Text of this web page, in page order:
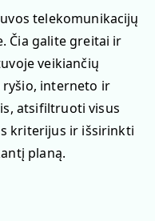
telekomunikacijų
Čia galite greitai ir
veikiančių
interneto ir
atsifiltruoti visus
kriterijus ir išsirinkti
planą.